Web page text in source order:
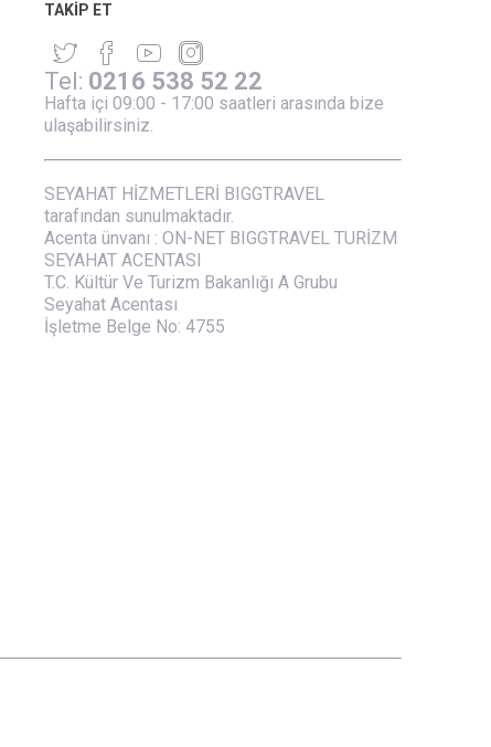
TAKIP ET
Tel: 0216 538 52 22
Hafta içi 09:00 - 17:00 saatleri arasında bize
ulaşabilirsiniz.
SEYAHAT HİZMETLERİ BIGGTRAVEL
tarafından sunulmaktadır.
Acenta ünvanı : ON-NET BIGGTRAVEL TURİZM
SEYAHAT ACENTASI
T.C. Kültür Ve Turizm Bakanlığı A Grubu
Seyahat Acentası
İşletme Belge No: 4755